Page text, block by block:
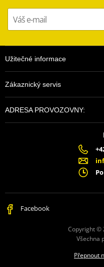
Užitečné informace
Zákaznický servis
ADRESA PROVOZOVNY:
Facebook
Copyright ©
Všechna
Přepnout